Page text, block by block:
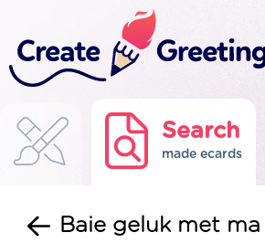
Search
made ecards
Baie geluk met ma